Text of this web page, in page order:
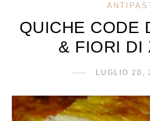
QUICHE CODE
& FIORI DI
LUGLIO 20,